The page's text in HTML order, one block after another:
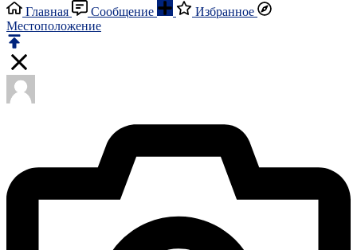
Главная
Сообщение
Избранное
Местоположение